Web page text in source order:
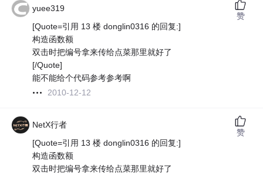
yuee319
[Quote=引用 13 楼 donglin0316 的回复:]
构造函数额
双击时把编号拿来传给点菜那里就好了
[/Quote]
能不能给个代码参考参考啊
2010-12-12
赞
NetX行者
[Quote=引用 13 楼 donglin0316 的回复:]
构造函数额
双击时把编号拿来传给点菜那里就好了
赞